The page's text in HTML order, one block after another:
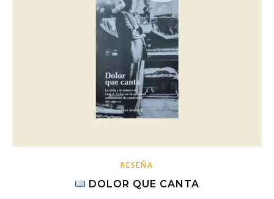
RESEÑA
DOLOR QUE CANTA